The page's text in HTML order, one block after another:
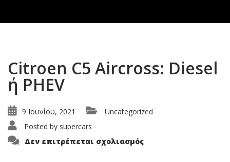
Citroen C5 Aircross: Diesel
ή PHEV
9 Ιουνίου, 2021
Uncategorized
Posted by supercars
Δεν επιτρέπεται σχολιασμόςστο
Citroen